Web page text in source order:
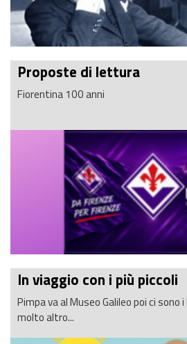
Proposte di lettura
Fiorentina 100 anni
In viaggio con i più piccoli
Pimpa va al Museo Galileo poi ci sono
molto altro...